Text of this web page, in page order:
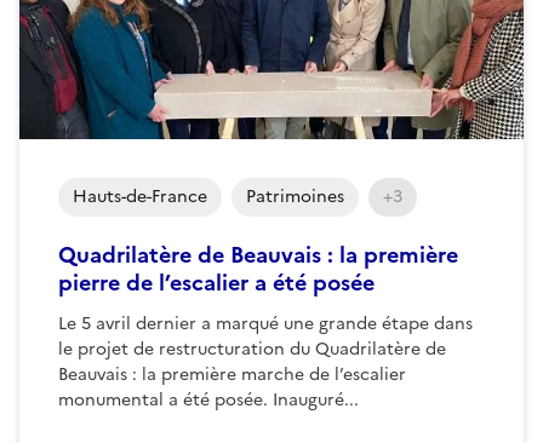
Quadrilatère de Beauvais : la première
pierre de l’escalier a été posée
Le 5 avril dernier a marqué une grande étape dans
le projet de restructuration du Quadrilatère de
Beauvais : la première marche de l’escalier
monumental a été posée. Inauguré...
Hauts-de-France Patrimoines +3